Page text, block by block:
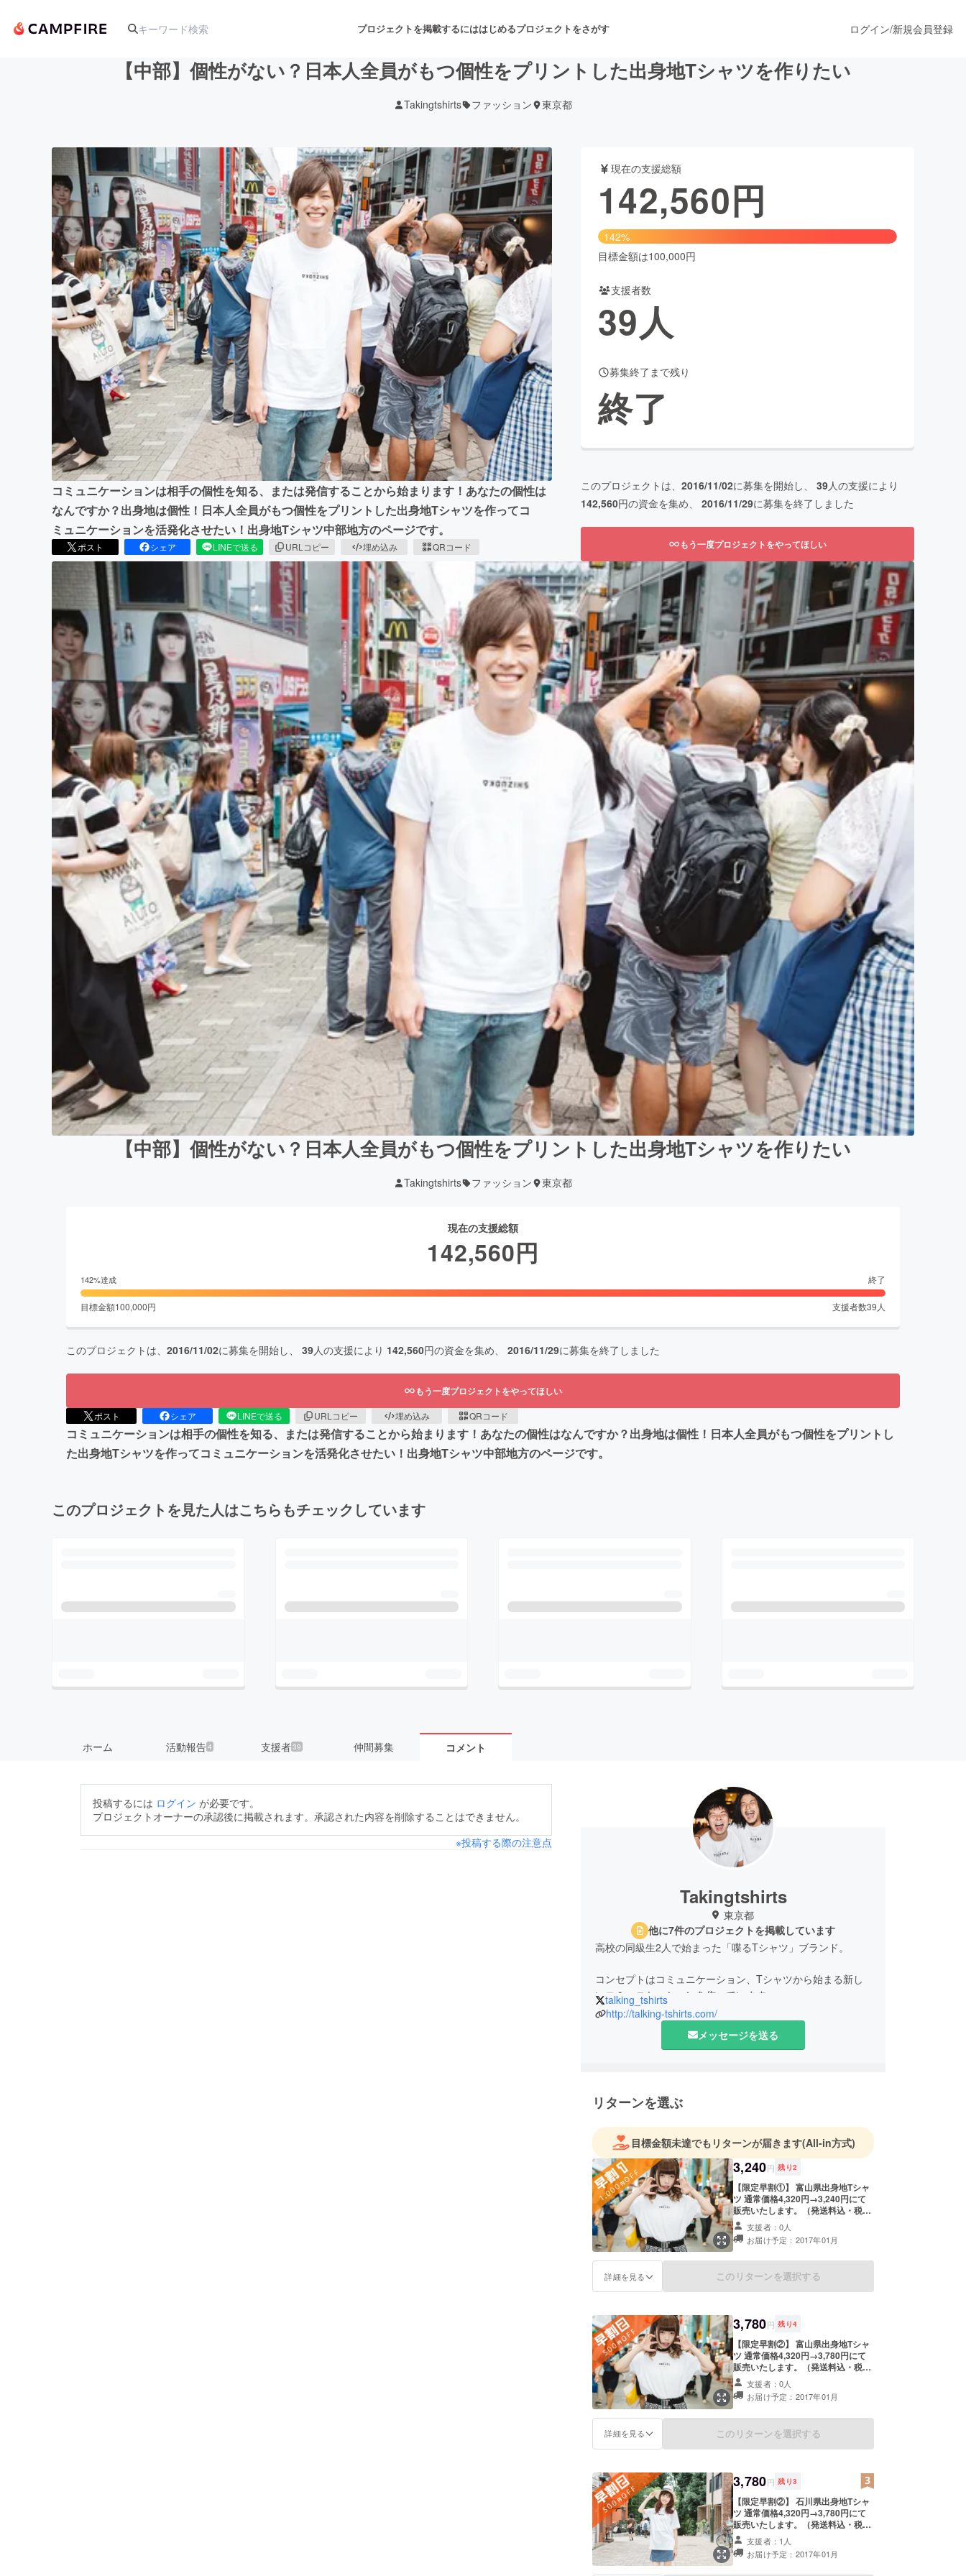
プロジェクトを掲載するにははじめるプロジェクトをさがす
アート・写真 音楽 舞台・パフォーマンス
テクノロジー・ガジェット ゲーム・サービス開発 フード・飲食店 ファッション
映像・映画 書籍・雑誌出版 アニメ・漫画
ビジネス・起業 チャレンジ ビューティー・ヘルスケア
まちづくり・地域活性化
CAMPFIRE for Social GoodCAMPFIRE Creation
CAMPFIREふるさと納税
machi-yaコミュニティ
ログイン/新規会員登録
【中部】個性がない？日本人全員がもつ個性をプリントした出身地Tシャツを作りたい
Takingtshirts ファッション 東京都
コミュニケーションは相手の個性を知る、または発信することから始まります！あなたの個性は
なんですか？出身地は個性！日本人全員がもつ個性をプリントした出身地Tシャツを作ってコ
ミュニケーションを活発化させたい！出身地Tシャツ中部地方のページです。
ポスト シェア LINEで送る URLコピー 埋め込み QRコード
現在の支援総額
142,560円
142%
目標金額は100,000円
支援者数
39人
募集終了まで残り
終了
このプロジェクトは、 2016/11/02に募集を開始し、 39人の支援により
142,560円の資金を集め、 2016/11/29に募集を終了しました
もう一度プロジェクトをやってほしい
【中部】個性がない？日本人全員がもつ個性をプリントした出身地Tシャツを作りたい
Takingtshirts ファッション 東京都
現在の支援総額
142,560円
142%達成 終了
目標金額100,000円 支援者数39 人
このプロジェクトは、 2016/11/02に募集を開始し、 39人の支援により 142,560円の資金を集め、 2016/11/29に募集を終了しました
もう一度プロジェクトをやってほしい
ポスト シェア LINEで送る URLコピー 埋め込み QRコード
コミュニケーションは相手の個性を知る、または発信することから始まります！あなたの個性はなんですか？出身地は個性！日本人全員がもつ個性をプリントし
た出身地Tシャツを作ってコミュニケーションを活発化させたい！出身地Tシャツ中部地方のページです。
このプロジェクトを見た人はこちらもチェックしています
ホーム 活動報告4 支援者39 仲間募集 コメント
投稿するには ログイン が必要です。
プロジェクトオーナーの承認後に掲載されます。承認された内容を削除することはできません。
※投稿する際の注意点
Takingtshirts
東京都
他に7件のプロジェクトを掲載しています
高校の同級生2人で始まった「喋るTシャツ」ブランド。
コンセプトはコミュニケーション、Tシャツから始まる新し
talking_tshirts
http://talking-tshirts.com/
メッセージを送る
リターンを選ぶ
目標金額未達でもリターンが届きます(All-in方式)
3,240円 残り2
【限定早割①】 富山県出身地Tシャ
ツ 通常価格4,320円→3,240円にて
販売いたします。（発送料込・税
込）支援者：0人
お届け予定：2017年01月
詳細を見る このリターンを選択する
3,780円 残り4
【限定早割②】 富山県出身地Tシャ
ツ 通常価格4,320円→3,780円にて
販売いたします。（発送料込・税
込）支援者：0人
お届け予定：2017年01月
詳細を見る このリターンを選択する
3,780円 残り3
【限定早割②】 石川県出身地Tシャ
ツ 通常価格4,320円→3,780円にて
販売いたします。（発送料込・税
込）支援者：1人
お届け予定：2017年01月